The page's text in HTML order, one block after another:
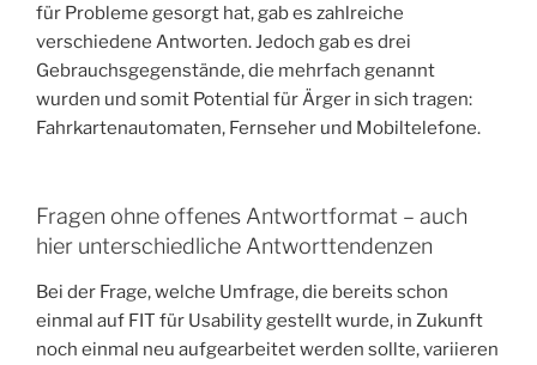
für Probleme gesorgt hat, gab es zahlreiche
verschiedene Antworten. Jedoch gab es drei
Gebrauchsgegenstände, die mehrfach genannt
wurden und somit Potential für Ärger in sich tragen:
Fahrkartenautomaten, Fernseher und Mobiltelefone.
Fragen ohne offenes Antwortformat – auch
hier unterschiedliche Antworttendenzen
Bei der Frage, welche Umfrage, die bereits schon
einmal auf FIT für Usability gestellt wurde, in Zukunft
noch einmal neu aufgearbeitet werden sollte, variieren